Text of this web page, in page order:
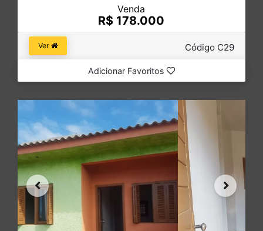
Venda
R$ 178.000
Ver Código C29
Adicionar Favoritos